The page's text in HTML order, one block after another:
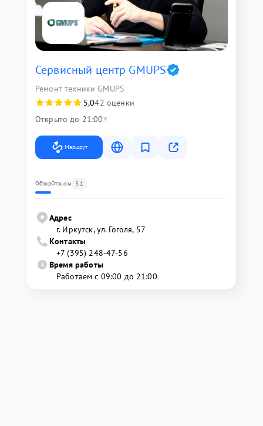
Сервисный центр GMUPS
Ремонт техники GMUPS
5,042 оценки
Открыто до 21:00
Маршрут
ОбзорОтзывы 51
Адрес
г. Иркутск, ул. ​Гоголя, 57
Контакты
+7 (395) 248-47-56
Время работы
Работаем с 09:00 до 21:00